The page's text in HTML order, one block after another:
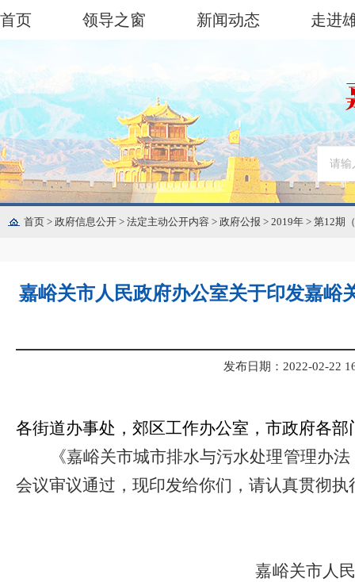
首页 领导之窗 新闻动态 走进
首页 > 政府信息公开 > 法定主动公开内容 > 政府公报 > 2019年 > 第12期
嘉峪关市人民政府办公室关于印发嘉峪
发布日期：2022-02-22
各街道办事处，郊区工作办公室，市政府各部
《嘉峪关市城市排水与污水处理管理办
会议审议通过，现印发给你们，请认真贯彻执
嘉峪关市人